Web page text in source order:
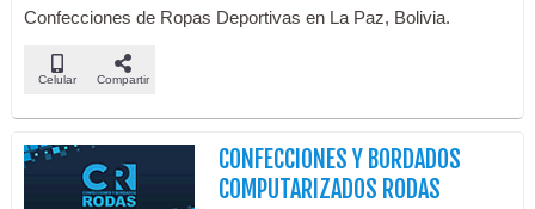
Confecciones de Ropas Deportivas en La Paz, Bolivia.
Celular Compartir
CONFECCIONES Y BORDADOS
COMPUTARIZADOS RODAS